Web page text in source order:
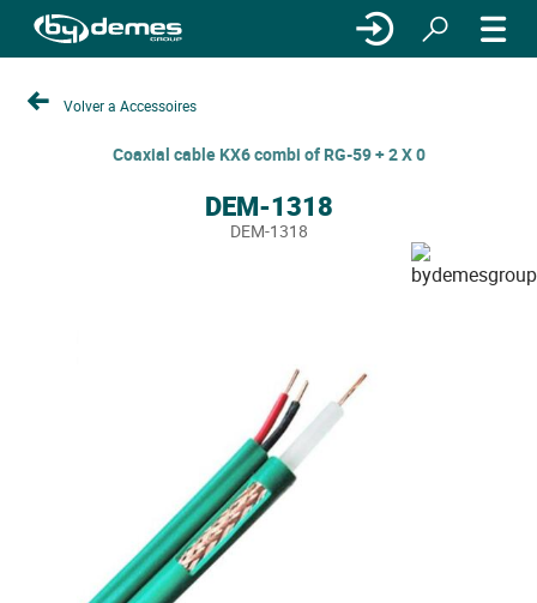
Volver a Accessoires
Coaxial cable KX6 combi of RG-59 + 2 X 0
DEM-1318
DEM-1318